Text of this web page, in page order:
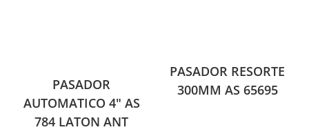
PASADOR
AUTOMATICO 4″ AS
784 LATON ANT
PASADOR RESORTE
300MM AS 65695